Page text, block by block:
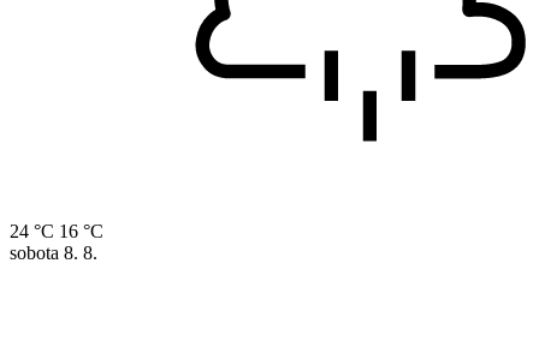
24 °C 16 °C
sobota 8. 8.